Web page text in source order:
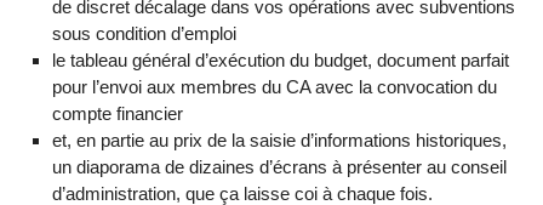
de discret décalage dans vos opérations avec subventions
sous condition d’emploi
le tableau général d’exécution du budget, document parfait
pour l’envoi aux membres du CA avec la convocation du
compte financier
et, en partie au prix de la saisie d’informations historiques,
un diaporama de dizaines d’écrans à présenter au conseil
d’administration, que ça laisse coi à chaque fois.